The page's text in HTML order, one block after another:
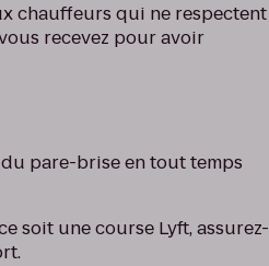
chauffeurs qui ne respectent
recevez pour avoir
pare-brise en tout temps
soit une course Lyft, assurez-